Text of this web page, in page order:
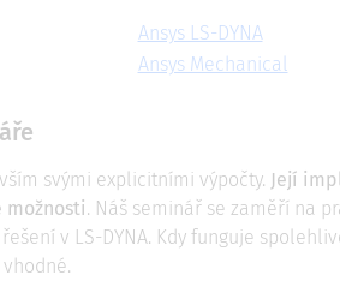
Ansys LS-DYNA
Ansys Mechanical
svými explicitními výpočty. Její
. Náš seminář se zaměří na
v LS-DYNA. Kdy funguje